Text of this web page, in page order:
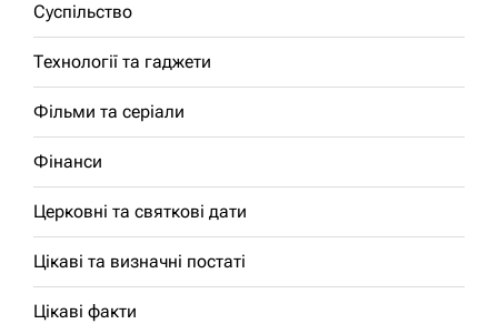
Суспільство
Технології та гаджети
Фільми та серіали
Фінанси
Церковні та святкові дати
Цікаві та визначні постаті
Цікаві факти